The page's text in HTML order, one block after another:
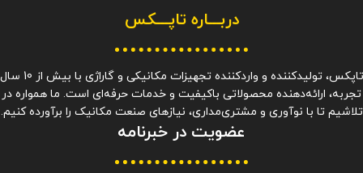
دربـــارهتاپـــکس
تاپکس، تولیدکننده و واردکننده تجهیزات مکانیکی و گاراژی با بیش از 10 سال
تجربه، ارائه‌دهنده محصولاتی باکیفیت و خدمات حرفه‌ای است. ما همواره در
تلاشیم تا با نوآوری و مشتری‌مداری، نیازهای صنعت مکانیک را برآورده کنیم.
عضویت در خبرنامه